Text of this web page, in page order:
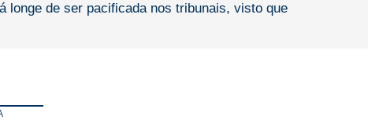
longe de ser pacificada nos tribunais, visto que